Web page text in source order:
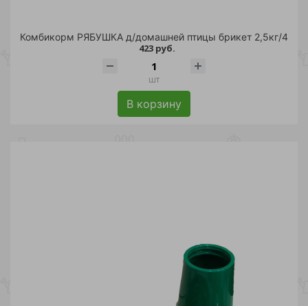
Комбикорм РЯБУШКА д/домашней птицы брикет 2,5кг/4
423 руб.
шт
В корзину